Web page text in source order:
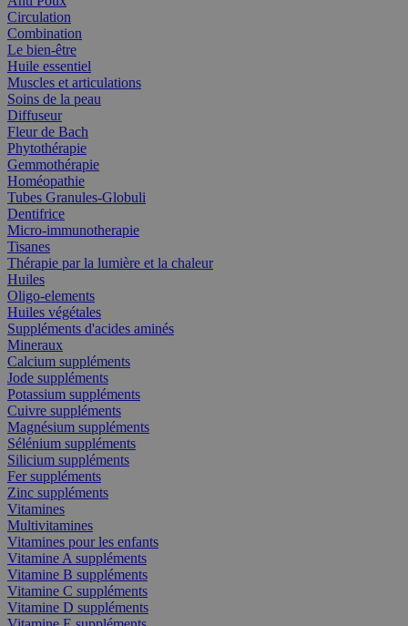
Circulation
Combination
Le bien-être
Huile essentiel
Muscles et articulations
Soins de la peau
Diffuseur
Fleur de Bach
Phytothérapie
Gemmothérapie
Homéopathie
Tubes Granules-Globuli
Dentifrice
Micro-immunotherapie
Tisanes
Thérapie par la lumière et la chaleur
Huiles
Oligo-elements
Huiles végétales
Suppléments d'acides aminés
Mineraux
Calcium suppléments
Jode suppléments
Potassium suppléments
Cuivre suppléments
Magnésium suppléments
Sélénium suppléments
Silicium suppléments
Fer suppléments
Zinc suppléments
Vitamines
Multivitamines
Vitamines pour les enfants
Vitamine A suppléments
Vitamine B suppléments
Vitamine C suppléments
Vitamine D suppléments